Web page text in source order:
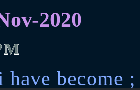
2020
have become ;